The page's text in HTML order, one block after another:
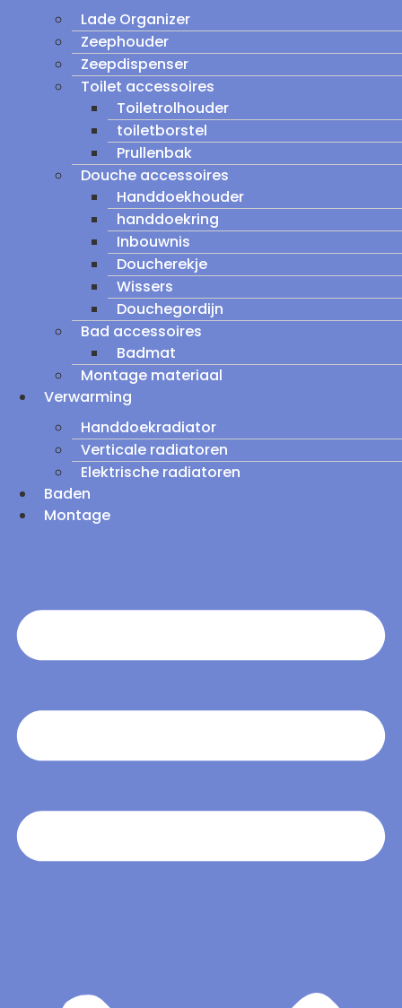
Lade Organizer
Zeephouder
Zeepdispenser
Toilet accessoires
Toiletrolhouder
toiletborstel
Prullenbak
Douche accessoires
Handdoekhouder
handdoekring
Inbouwnis
Doucherekje
Wissers
Douchegordijn
Bad accessoires
Badmat
Montage materiaal
Verwarming
Handdoekradiator
Verticale radiatoren
Elektrische radiatoren
Baden
Montage